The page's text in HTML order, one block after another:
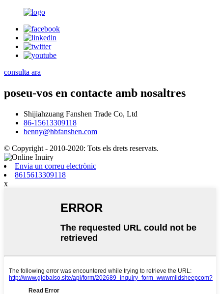
consulta ara
poseu-vos en contacte amb nosaltres
Shijiahzuang Fanshen Trade Co, Ltd
86-15613309118
benny@hbfanshen.com
© Copyright - 2010-2020: Tots els drets reservats.
Envia un correu electrònic
8615613309118
x